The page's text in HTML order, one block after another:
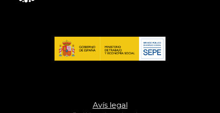
Avís legal